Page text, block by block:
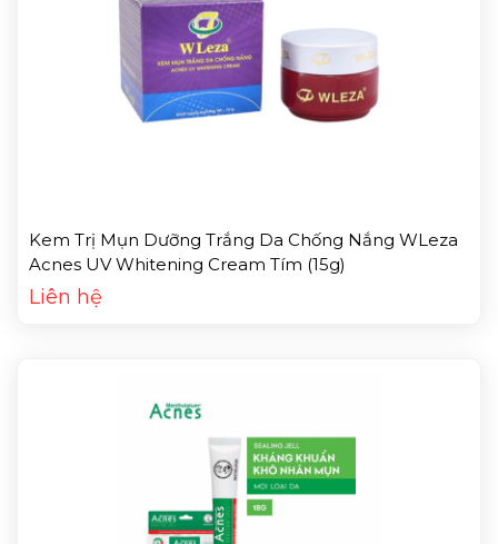
Kem Trị Mụn Dưỡng Trắng Da Chống Nắng WLeza
Acnes UV Whitening Cream Tím (15g)
Liên hệ